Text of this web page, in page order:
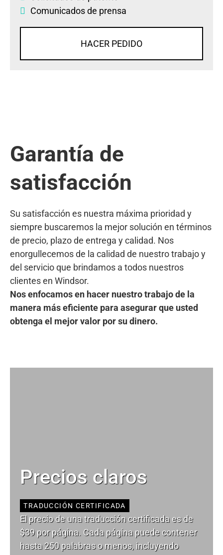
Comunicados de prensa
HACER PEDIDO
Garantía de
satisfacción
Su satisfacción es nuestra máxima prioridad y
siempre buscaremos la mejor solución en términos
de precio, plazo de entrega y calidad. Nos
enorgullecemos de la calidad de nuestro trabajo y
del servicio que brindamos a todos nuestros
clientes en Windsor.
Nos enfocamos en hacer nuestro trabajo de la
manera más eficiente para asegurar que usted
obtenga el mejor valor por su dinero.
Precios claros
TRADUCCIÓN CERTIFICADA
El precio de una traducción certificada es de
$39 por página. Cada página puede contener
hasta 250 palabras o menos, incluyendo